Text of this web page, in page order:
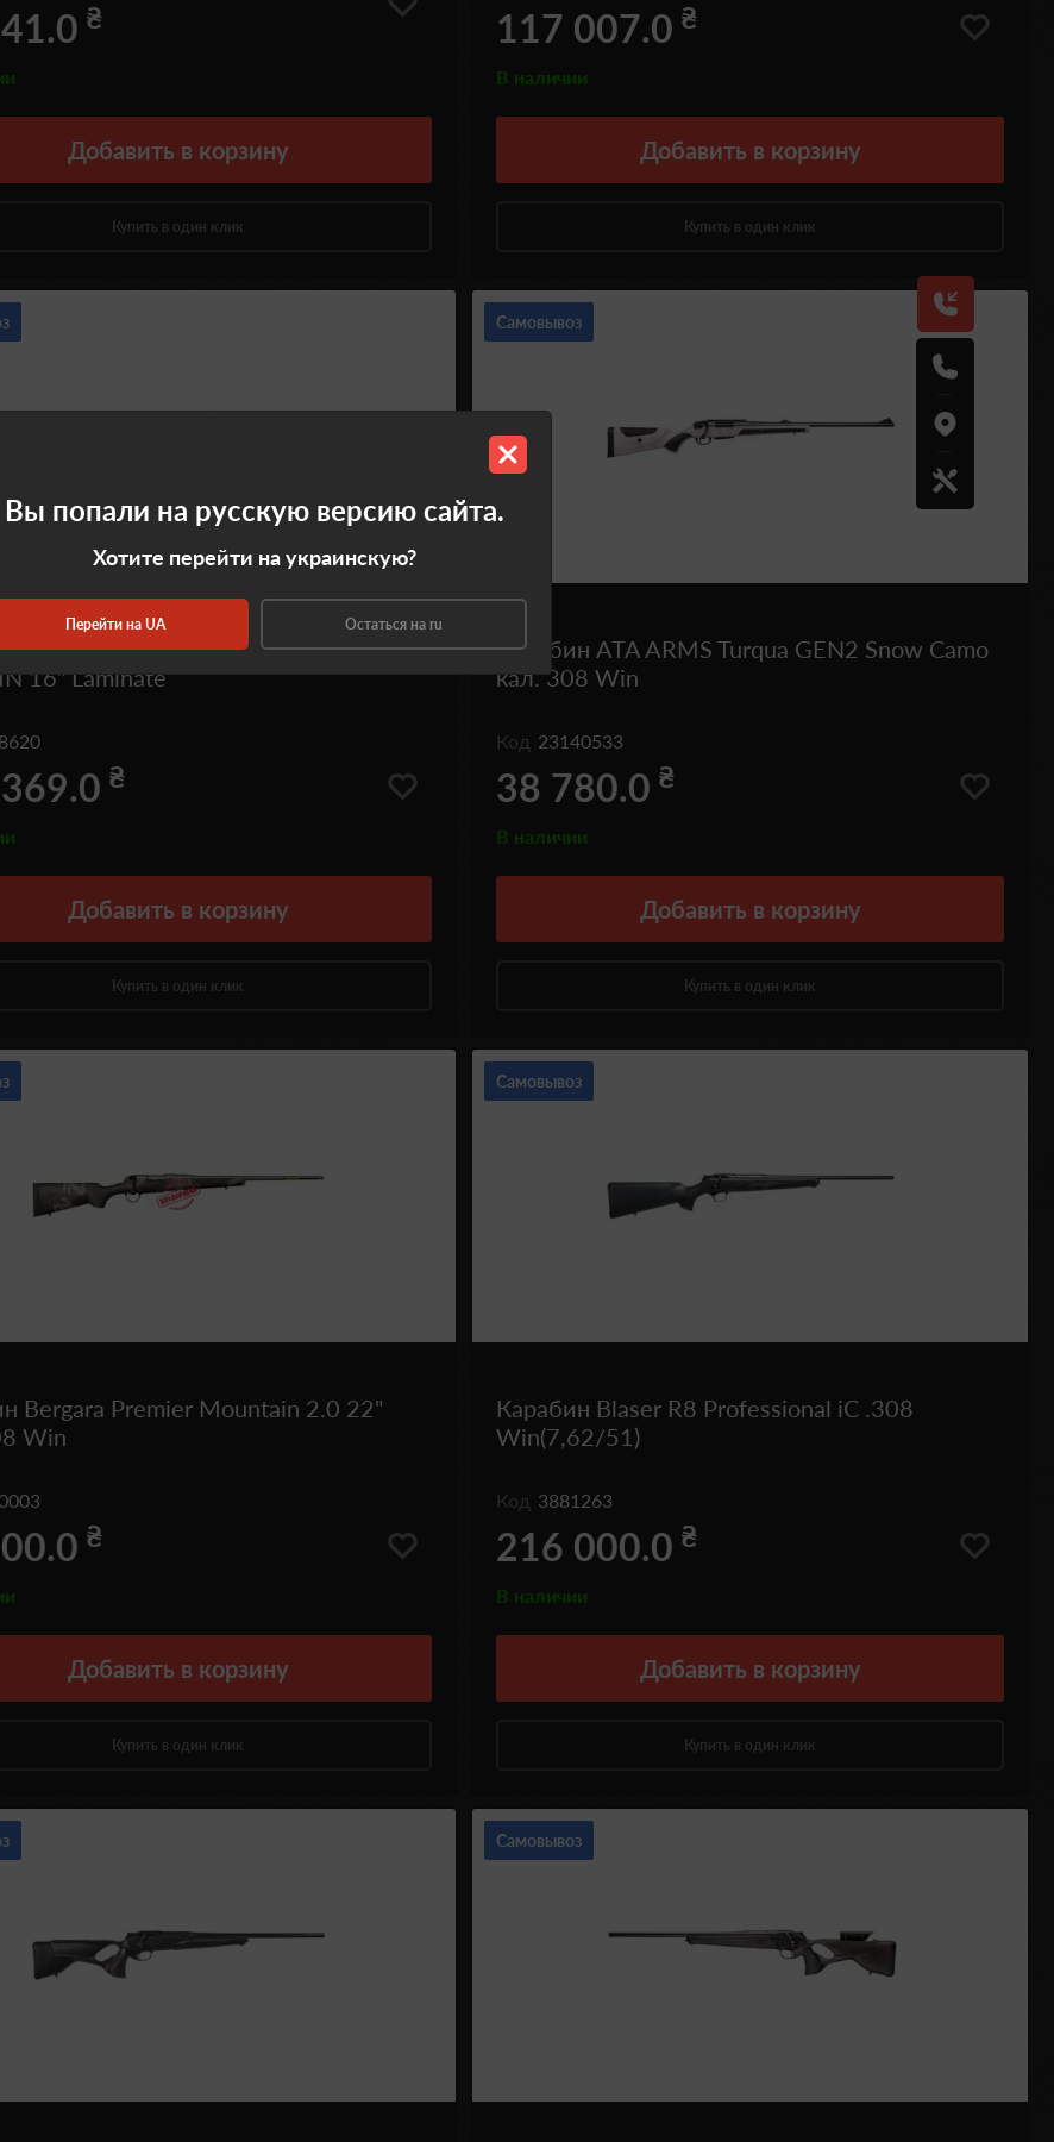
₴
Добавить в корзину
Купить в один клик
117 007.0 ₴
В наличии
Добавить в корзину
Купить в один клик
нарезной Ruger Scout Rifle LH
16" Laminate
₴
Добавить в корзину
Купить в один клик
Самовывоз
Карабин ATA ARMS Turqua GEN2 Snow Camo
кал. 308 Win
Код 23140533
38 780.0 ₴
В наличии
Добавить в корзину
Купить в один клик
Bergara Premier Mountain 2.0 22"
Win
₴
Добавить в корзину
Купить в один клик
Самовывоз
Карабин Blaser R8 Professional iC .308
Win(7,62/51)
Код 3881263
216 000.0 ₴
В наличии
Добавить в корзину
Купить в один клик
Самовывоз
Вы попали на русскую версию сайта.
Хотите перейти на украинскую?
Перейти на UA Остаться на ru